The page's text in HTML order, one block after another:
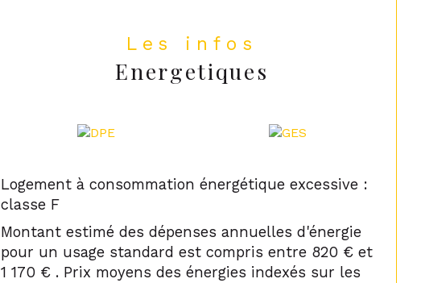
Les infos
Energetiques
Logement à consommation énergétique excessive :
classe F
Montant estimé des dépenses annuelles d'énergie
pour un usage standard est compris entre 820 € et
1 170 € . Prix moyens des énergies indexés sur les